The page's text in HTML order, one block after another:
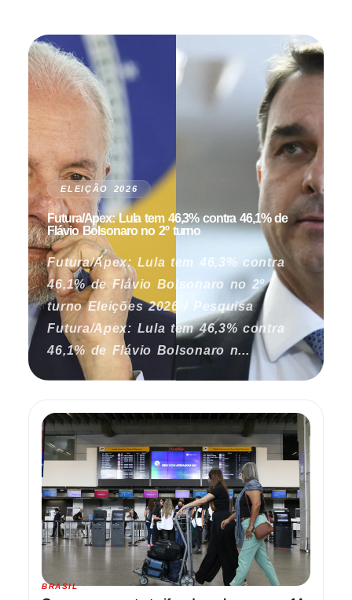
ELEIÇÃO 2026
Futura/Apex: Lula tem 46,3% contra 46,1% de
Flávio Bolsonaro no 2º turno
Futura/Apex: Lula tem 46,3% contra
46,1% de Flávio Bolsonaro no 2º
turno Eleições 2026 / Pesquisa
Futura/Apex: Lula tem 46,3% contra
46,1% de Flávio Bolsonaro n...
BRASIL